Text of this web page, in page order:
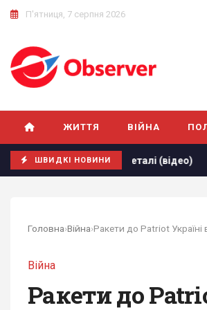
П'ятниця, 7 серпня 2026
ЖИТТЯ ВІЙНА
ШВИДКІ НОВИНИ
розкрив деталі (відео)
Головна›Війна›
Війна
Ракети до